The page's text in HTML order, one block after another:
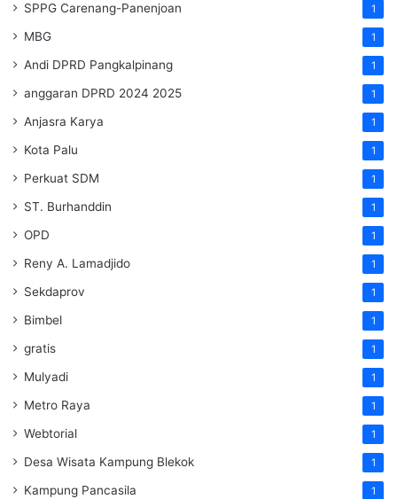
SPPG Carenang-Panenjoan 1
MBG 1
Andi DPRD Pangkalpinang 1
anggaran DPRD 2024 2025 1
Anjasra Karya 1
Kota Palu 1
Perkuat SDM 1
ST. Burhanddin 1
OPD 1
Reny A. Lamadjido 1
Sekdaprov 1
Bimbel 1
gratis 1
Mulyadi 1
Metro Raya 1
Webtorial 1
Desa Wisata Kampung Blekok 1
Kampung Pancasila 1